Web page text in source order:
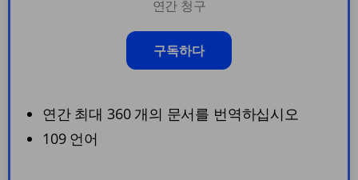
연간 청구
구독하다
연간 최대 360 개의 문서를 번역하십시오
109 언어